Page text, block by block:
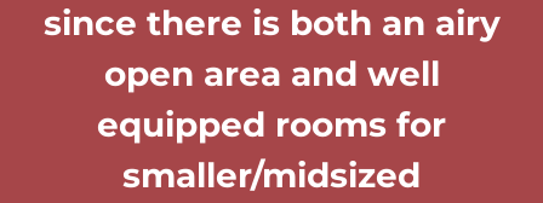
since there is both an airy
open area and well
equipped rooms for
smaller/midsized